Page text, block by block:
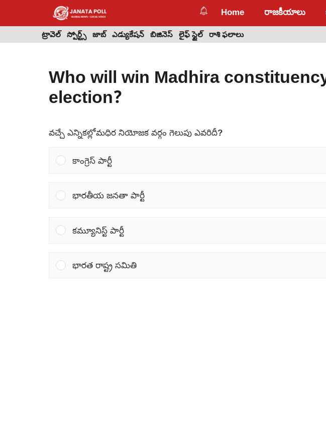
content
Home రాజకీయాలు
ట్రావెల్ స్పోర్ట్స్ జాబ్ ఎడ్యుకేషన్ బిజినెస్ లైఫ్ స్టైల్ రాశి ఫలాలు
Who will win Madhira
election?
వచ్చే ఎన్నికల్లోమధిర నియోజక వర్గం గెలుపు ఎవరిదీ?
కాంగ్రెస్ పార్టీ
భారతీయ జనతా పార్టీ
కమ్యూనిస్ట్ పార్టీ
భారత రాష్ట్ర సమితి